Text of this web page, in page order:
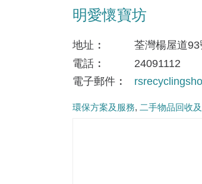
明愛懷寶坊
地址
荃灣楊屋道
電話
24091112
電子郵件
環保方案及服務 二手物品回收